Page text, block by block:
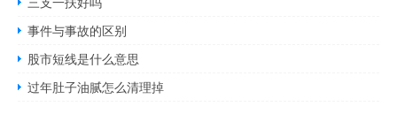
事件与事故的区别
股市短线是什么意思
过年肚子油腻怎么清理掉